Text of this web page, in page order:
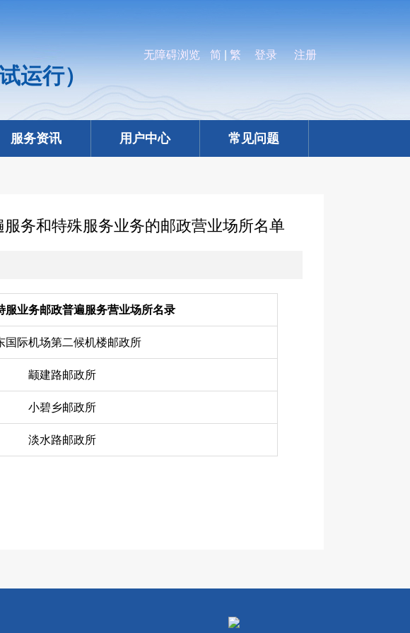
运行）
无障碍浏览 简 繁 登录 注册
服务资讯 用户中心 常见问题
务和特殊服务业务的邮政营业场所名单
服业务邮政普遍服务营业场所名录
国际机场第二候机楼邮政所
颛建路邮政所
小碧乡邮政所
淡水路邮政所